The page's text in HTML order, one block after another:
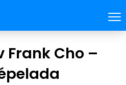
Frank Cho –